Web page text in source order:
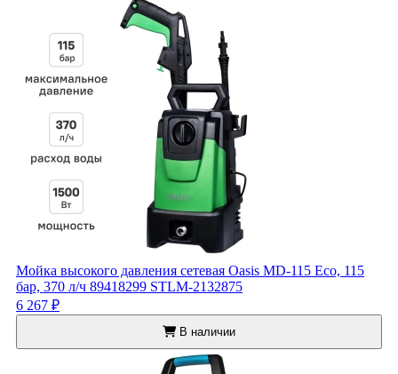
Мойка высокого давления сетевая Oasis MD-115 Eco, 115
бар, 370 л/ч 89418299 STLM-2132875
6 267 ₽
В наличии